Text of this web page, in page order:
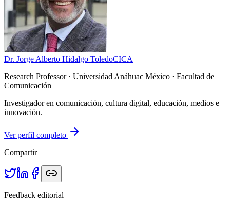
Dr. Jorge Alberto Hidalgo ToledoCICA
Research Professor· Universidad Anáhuac México · Facultad de
Comunicación
Investigador en comunicación, cultura digital, educación, medios e
innovación.
Ver perfil completo
Compartir
Feedback editorial